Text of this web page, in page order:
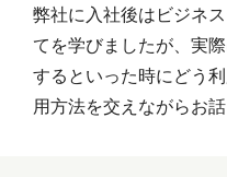
弊社に入社後はビジネ
てを学びましたが、実
するといった時にどう
用方法を交えながらお